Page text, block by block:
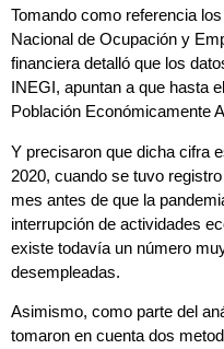
Tomando como referencia
Nacional de Ocupación y
financiera detalló que los
INEGI, apuntan a que hasta
Población Económicamente
Y precisaron que dicha cifra
2020, cuando se tuvo
mes antes de que la
interrupción de actividades
existe todavía un número
desempleadas.
Asimismo, como parte del
tomaron en cuenta dos